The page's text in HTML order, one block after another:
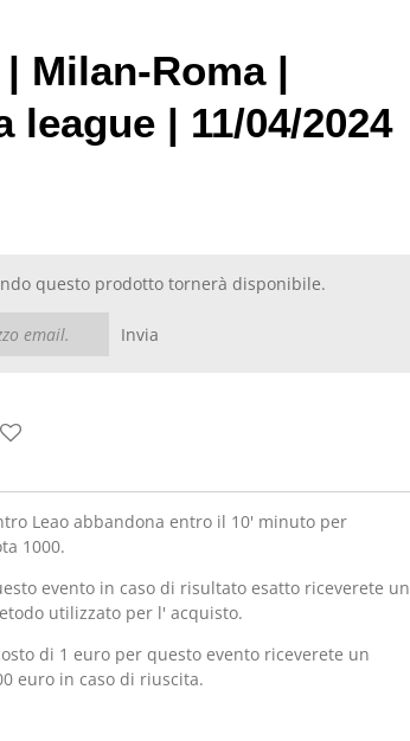
Milan-Roma |
league | 11/04/2024
questo prodotto tornerà disponibile.
Invia
Leao abbandona entro il 10' minuto per
1000.
evento in caso di risultato esatto riceverete un
utilizzato per l' acquisto.
di 1 euro per questo evento riceverete un
euro in caso di riuscita.